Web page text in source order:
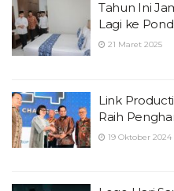
Tahun Ini
Lagi ke
21 Maret 2025
Link
Raih
19 Oktober 2024